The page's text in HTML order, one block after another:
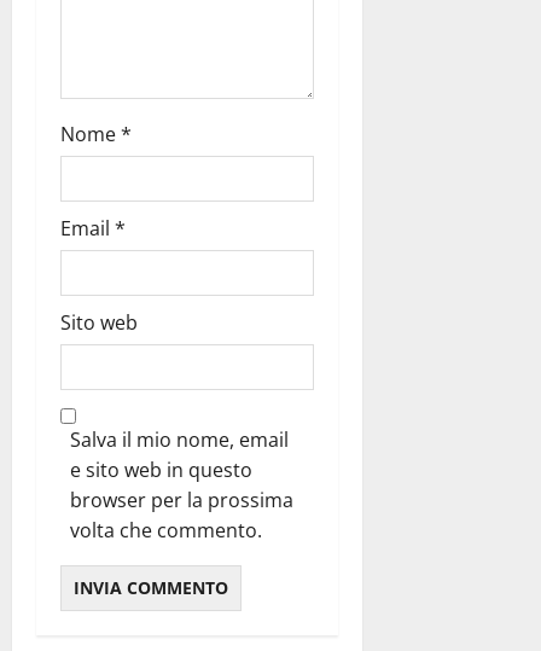
Nome*
Email *
Sito web
Salva il mio nome, email
e sito web in questo
browser per la prossima
volta che commento.